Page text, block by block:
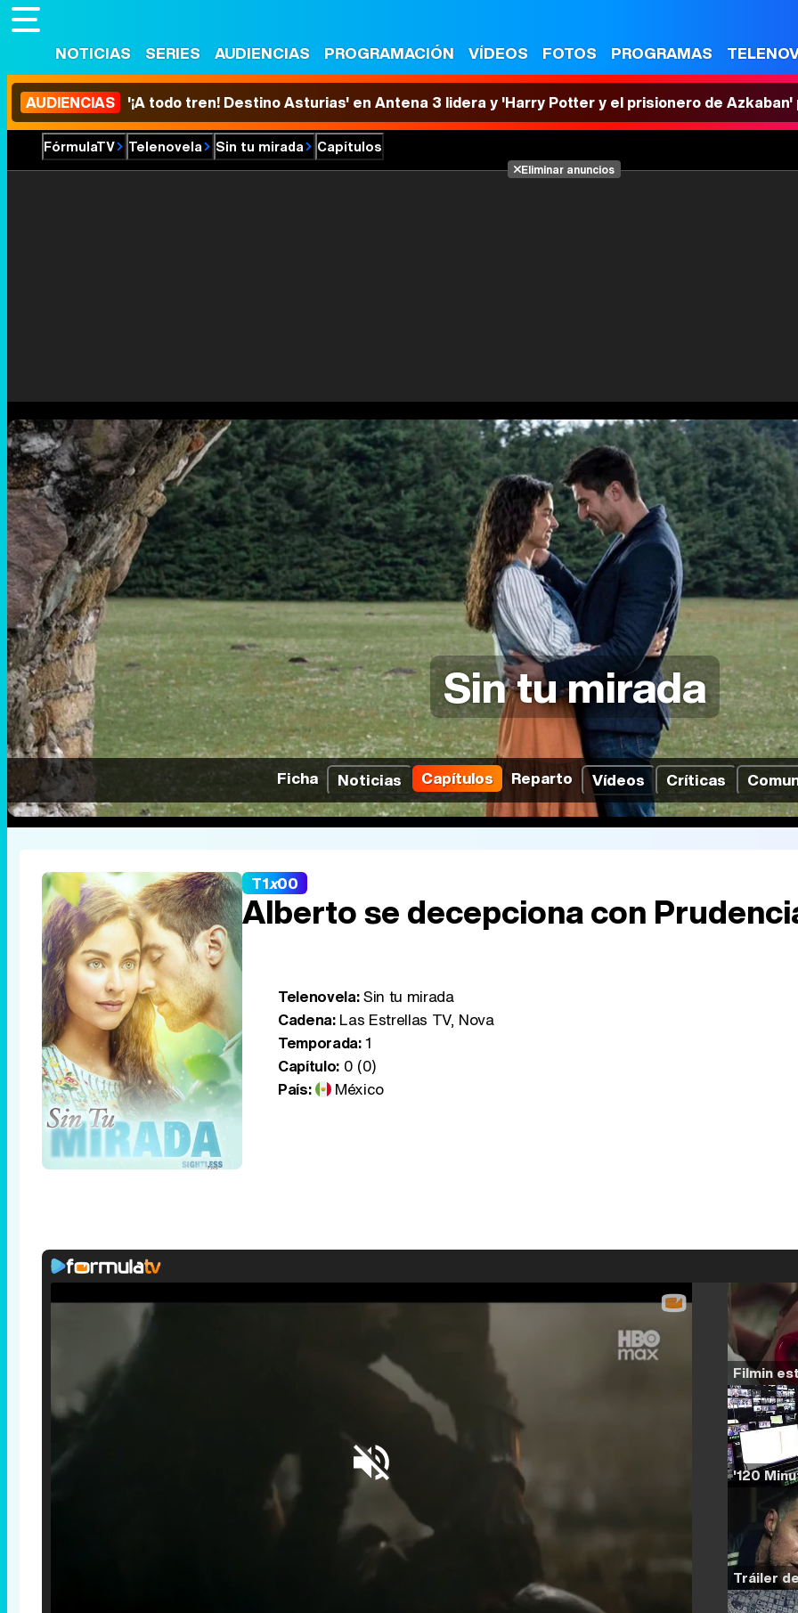
NOTICIAS SERIES AUDIENCIAS PROGRAMACIÓN VÍDEOS FOTOS PROGRAMAS
AUDIENCIAS '¡A todo tren! Destino Asturias' en Antena 3 lidera y 'Harry Potter y el prisionero de
FórmulaTV Telenovela Sin tu mirada Capítulos
Eliminar anuncios
Sin tu mirada
Ficha Noticias Capítulos Reparto Vídeos Críticas
T1x00
Alberto se decepciona con
Telenovela:Sin tu mirada
Cadena:Las Estrellas TV, Nova
Temporada:1
Capítulo:0 (0)
País:
México